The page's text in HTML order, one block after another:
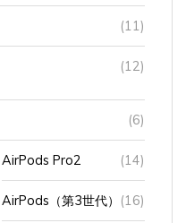
(11)
(12)
(6)
AirPods Pro2 (14)
AirPods（第3世代） (16)